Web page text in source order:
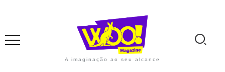
A imaginação ao seu alcance